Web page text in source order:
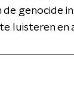
genocide
luisteren